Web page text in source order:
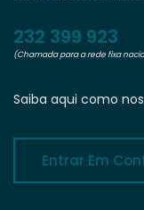
232 399 923
(Chamada para a rede fixa
Saiba aqui como
Entrar Em